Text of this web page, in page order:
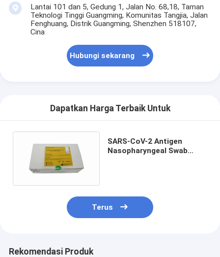
Lantai 101 dan 5, Gedung 1, Jalan No. 68,18, Taman
Teknologi Tinggi Guangming, Komunitas Tangjia, Jalan
Fenghuang, Distrik Guangming, Shenzhen 518107,
Cina
Hubungi sekarang
Dapatkan Harga Terbaik Untuk
SARS-CoV-2 Antigen
Nasopharyngeal Swab
Terus
Rekomendasi Produk